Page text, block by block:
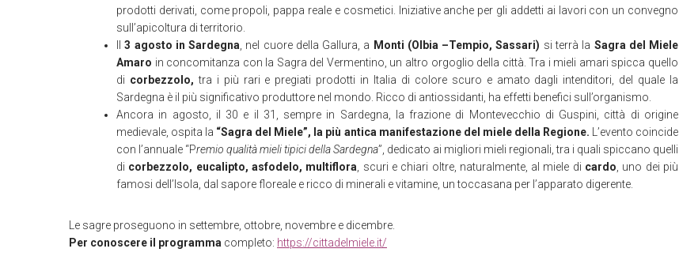
prodotti derivati, come propoli, pappa reale e cosmetici. Iniziative anche per gli addetti ai lavori con un convegno
sull’apicoltura di territorio.
Il3 agosto in Sardegna , nel cuore della Gallura, a Monti (Olbia –Tempio, Sassari) si terrà la Sagra del Miele
Amaro in concomitanza con la Sagra del Vermentino, un altro orgoglio della città. Tra i mieli amari spicca quello
di corbezzolo,tra i più rari e pregiati prodotti in Italia di colore scuro e amato dagli intenditori, del quale la
Sardegna è il più significativo produttore nel mondo. Ricco di antiossidanti, ha effetti benefici sull’organismo.
Ancora in agosto, il 30 e il 31, sempre in Sardegna, la frazione di Montevecchio di Guspini, città di origine
medievale, ospita la “Sagra del Miele”, la più antica manifestazione del miele della Regione.
L’evento coincide
con l’annuale “Premio qualità mieli tipici della Sardegna”, dedicato ai migliori mieli regionali, tra i quali spiccano quelli
di corbezzolo, eucalipto, asfodelo, multiflora , scuri e chiari oltre, naturalmente, al miele di cardo , uno dei più
famosi dell’Isola, dal sapore floreale e ricco di minerali e vitamine, un toccasana per l’apparato digerente.
Le sagre proseguono in settembre, ottobre, novembre e dicembre.
Per conoscere il programma completo: https://cittadelmiele.it/